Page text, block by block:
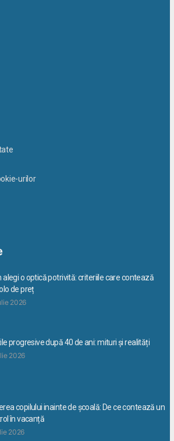
urilor
alegi o optică potrivită: criteriile care contează
de preț
2026
progresive după 40 de ani: mituri și realități
2026
copilului inainte de școală: De ce contează un
în vacanță
2026